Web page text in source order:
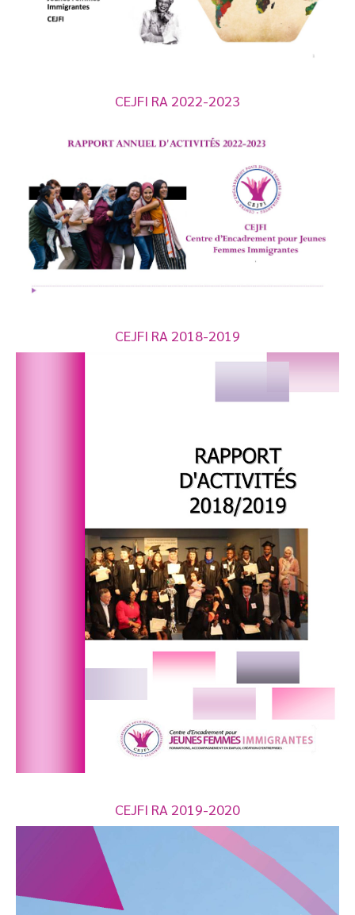
CEJFI RA 2022-2023
CEJFI RA 2018-2019
CEJFI RA 2019-2020